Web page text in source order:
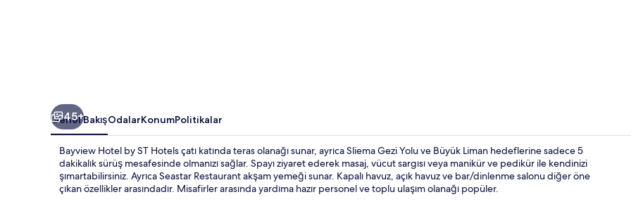
Kapalı
45+
Genel BakışOdalarKonumPolitikalar
Bayview Hotel by ST Hotels çatı katında teras olanağı sunar, ayrıca Sliema Gezi Yolu ve Büyük Liman hedeflerine sadece 5
dakikalık sürüş mesafesinde olmanızı sağlar. Spayı ziyaret ederek masaj, vücut sargısı veya manikür ve pedikür ile kendinizi
şımartabilirsiniz. Ayrıca Seastar Restaurant akşam yemeği sunar. Kapalı havuz, açık havuz ve bar/dinlenme salonu diğer öne
çıkan özellikler arasındadır. Misafirler arasında yardıma hazır personel ve toplu ulaşım olanağı popüler.